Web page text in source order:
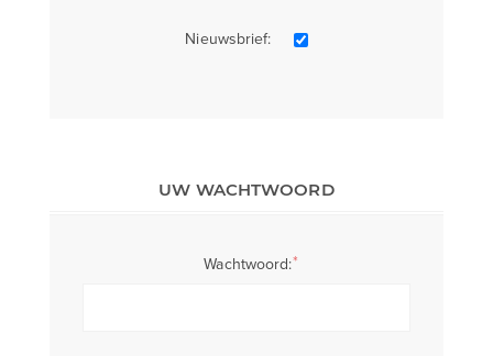
Nieuwsbrief:
UW WACHTWOORD
Wachtwoord:*